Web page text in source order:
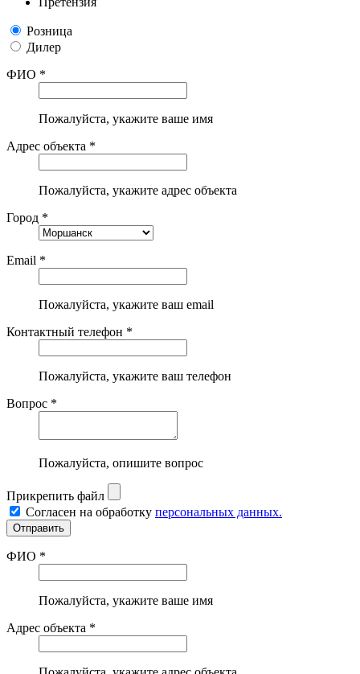
Розница
Дилер
ФИО *
Пожалуйста, укажите ваше имя
Адрес объекта *
Пожалуйста, укажите адрес объекта
Город *
Email *
Пожалуйста, укажите ваш email
Контактный телефон *
Пожалуйста, укажите ваш телефон
Вопрос *
Пожалуйста, опишите вопрос
Прикрепить файл
Согласен на обработку персональных данных.
ФИО *
Пожалуйста, укажите ваше имя
Адрес объекта *